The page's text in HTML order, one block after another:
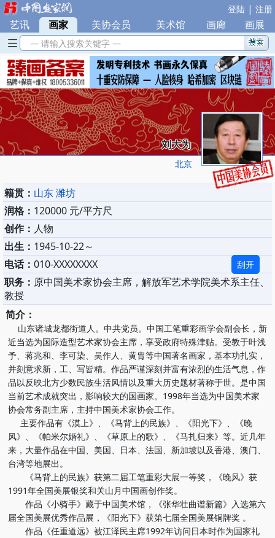
登陆 | 注册
艺讯 | 画家 美协会员 美术馆 画廊 画展
— 请输入搜索关键字 —
刘大为
北京
籍贯： 山东 潍坊
润格： 120000 元/平方尺
创作： 人物
出生： 1945-10-22～
电话： 010-XXXXXXXX 刮开
职务： 原中国美术家协会主席，解放军艺术学院美术系主任、
教授
简介：
山东诸城龙都街道人。中共党员。中国工笔重彩画学会副会长，新
近当选为国际造型艺术家协会主席，享受政府特殊津贴。受教于叶浅
予、蒋兆和、李可染、吴作人、黄胄等中国著名画家，基本功扎实，
并刻意求新，工、写皆精。作品严谨深刻并富有浓烈的生活气息，作
品以反映北方少数民族生活风情以及重大历史题材著称于世。是中国
当前艺术成就突出，影响较大的国画家。1998年当选为中国美术家
协会常务副主席，主持中国美术家协会工作。
主要作品有《漠上》、《马背上的民族》、《阳光下》、《晚
风》、《帕米尔婚礼》、《草原上的歌》、《马扎归来》等。近几年
来，大量作品在中国、美国、日本、法国、新加坡以及香港、澳门、
台湾等地展出。
《马背上的民族》获第二届工笔重彩大展一等奖，《晚风》获
1991年全国美展银奖和关山月中国画创作奖。
作品《小骑手》藏于中国美术馆，《张华壮曲谱新篇》入选第六
届全国美展优秀作品展，《阳光下》获第七届全国美展铜牌奖 。
作品《任重道远》被江泽民主席1992年访问日本时作为国家礼